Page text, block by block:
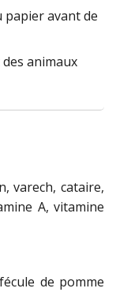
papier avant de
animaux
varech, cataire,
A, vitamine
de pomme